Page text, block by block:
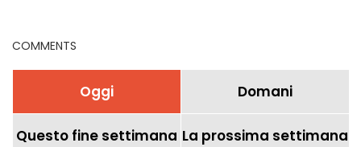
COMMENTS
Oggi Domani
Questo fine settimana La prossima settimana